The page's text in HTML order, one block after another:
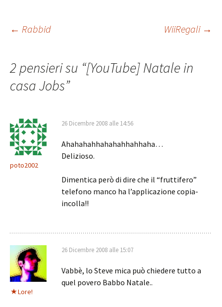
Navigazione
articolo
← Rabbid WiiRegali →
2 pensieri su “[YouTube] Natale in
casa Jobs”
poto2002
26 Dicembre 2008 alle 14:56
Ahahahahhahahahhahhaha…
Delizioso.
Dimentica però di dire che il “fruttifero”
telefono manco ha l’applicazione copia-
incolla!!
Lore!
26 Dicembre 2008 alle 15:07
Vabbè, lo Steve mica può chiedere tutto a
quel povero Babbo Natale..